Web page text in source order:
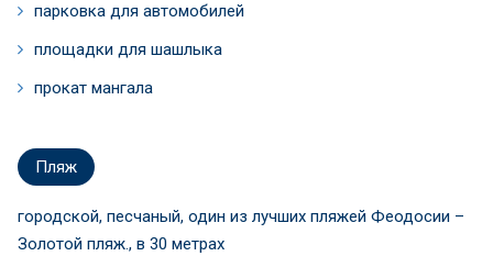
парковка для автомобилей
площадки для шашлыка
прокат мангала
Пляж
городской, песчаный, один из лучших пляжей Феодосии –
Золотой пляж., в 30 метрах